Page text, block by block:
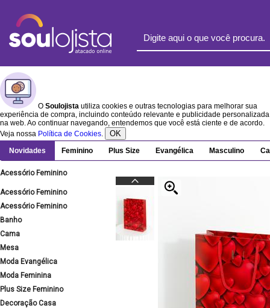
O Soulojista utiliza cookies e outras tecnologias para melhorar sua
experiência de compra, incluindo conteúdo relevante e publicidade personalizada
na web. Ao continuar navegando, entendemos que você está ciente e de acordo.
Veja nossa Política de Cookies. OK
Novidades Feminino Plus Size Evangélica Masculino
Acessório Feminino
Acessório Feminino
Acessório Feminino
Banho
Cama
Mesa
Moda Evangélica
Moda Feminina
Plus Size Feminino
Decoração Casa